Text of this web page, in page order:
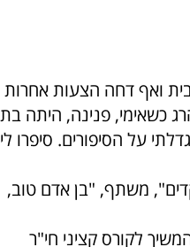
ואף דחה הצעות אחרות
כשאימי, פנינה, היתה בת
על הסיפורים. סיפרו לי
משתף, "בן אדם טוב,
לקורס קציני חי"ר